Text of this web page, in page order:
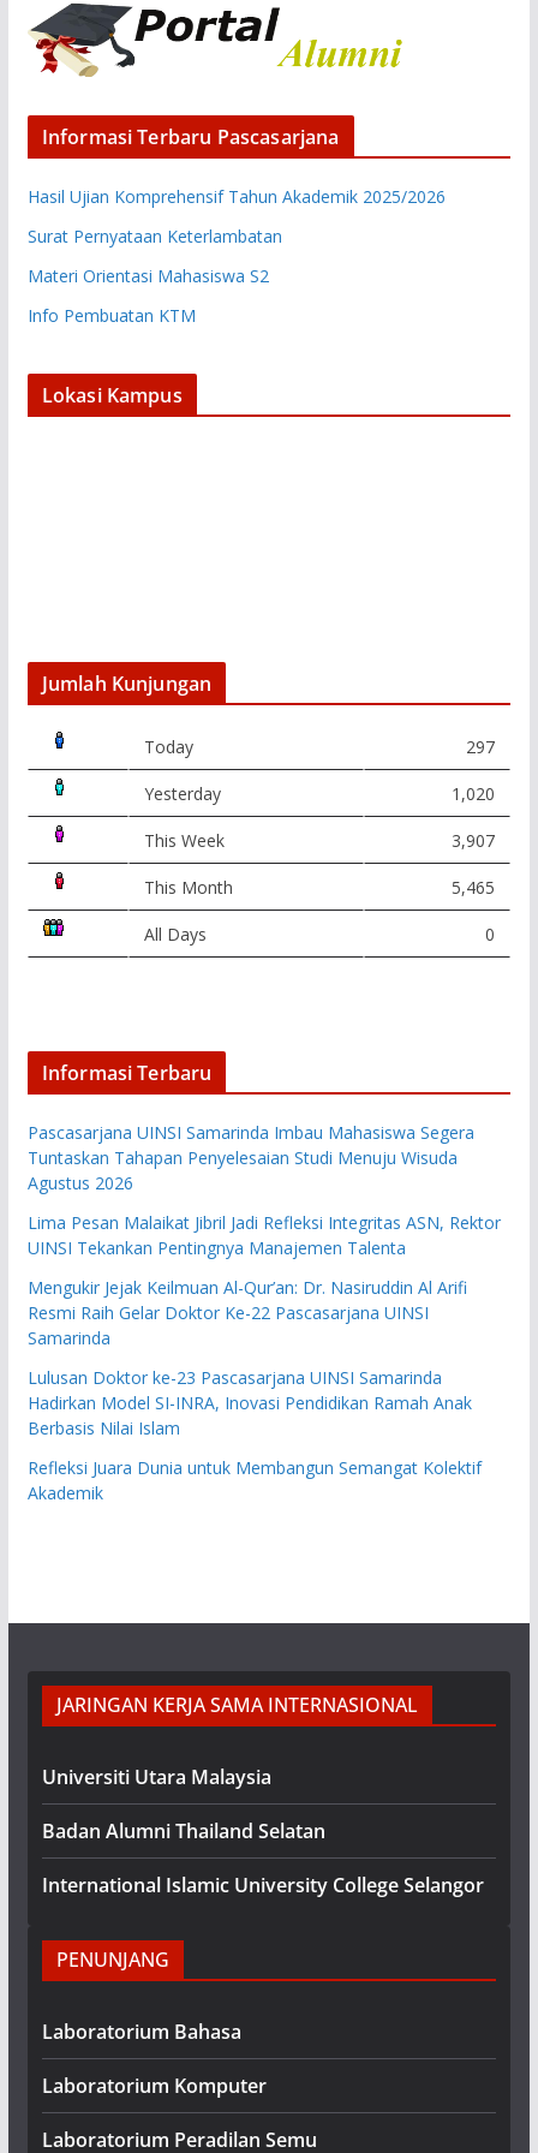
Informasi Terbaru Pascasarjana
Hasil Ujian Komprehensif Tahun Akademik 2025/2026
Surat Pernyataan Keterlambatan
Materi Orientasi Mahasiswa S2
Info Pembuatan KTM
Lokasi Kampus
Jumlah Kunjungan
Today 297
Yesterday 1,020
This Week 3,907
This Month 5,465
All Days 0
Informasi Terbaru
Pascasarjana UINSI Samarinda Imbau Mahasiswa Segera
Tuntaskan Tahapan Penyelesaian Studi Menuju Wisuda
Agustus 2026
Lima Pesan Malaikat Jibril Jadi Refleksi Integritas ASN, Rektor
UINSI Tekankan Pentingnya Manajemen Talenta
Mengukir Jejak Keilmuan Al-Qur’an: Dr. Nasiruddin Al Arifi
Resmi Raih Gelar Doktor Ke-22 Pascasarjana UINSI
Samarinda
Lulusan Doktor ke-23 Pascasarjana UINSI Samarinda
Hadirkan Model SI-INRA, Inovasi Pendidikan Ramah Anak
Berbasis Nilai Islam
Refleksi Juara Dunia untuk Membangun Semangat Kolektif
Akademik
JARINGAN KERJA SAMA INTERNASIONAL
Universiti Utara Malaysia
Badan Alumni Thailand Selatan
International Islamic University College Selangor
PENUNJANG
Laboratorium Bahasa
Laboratorium Komputer
Laboratorium Peradilan Semu